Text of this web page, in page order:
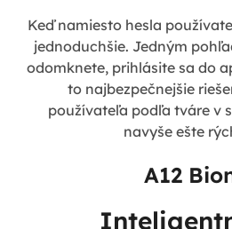
Keď namiesto hesla
jednoduchšie. Jedným
odomknete, prihlásite sa do
to najbezpečnejšie
používateľa podľa tváre v
navyše ešte
A12